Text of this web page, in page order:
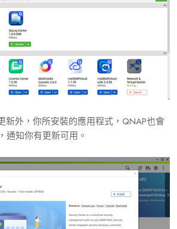
新外，你所安裝的應用程式，QNAP也會
通知你有更新可用。